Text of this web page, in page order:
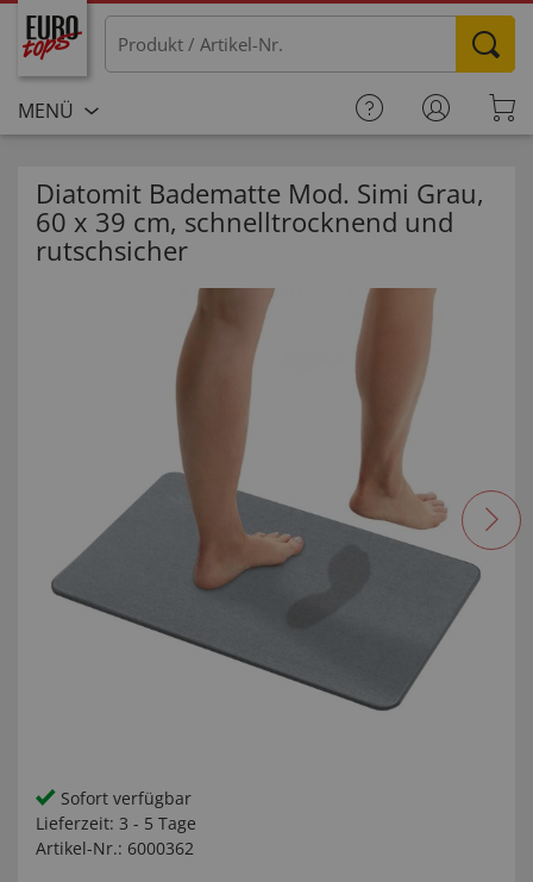
MENÜ
Diatomit Badematte Mod. Simi Grau,
60 x 39 cm, schnelltrocknend und
rutschsicher
Sofort verfügbar
Lieferzeit: 3 - 5 Tage
Artikel-Nr.: 6000362